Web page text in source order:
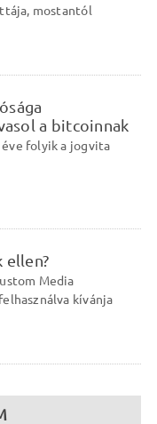
mostantól
a bitcoinnak
folyik a jogvita
ellen?
Media
kívánja